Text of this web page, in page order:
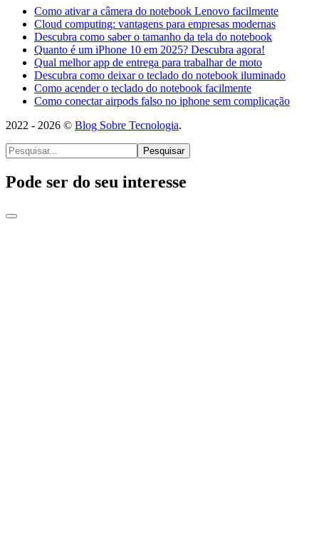
Como ativar a câmera do notebook Lenovo facilmente
Cloud computing: vantagens para empresas modernas
Descubra como saber o tamanho da tela do notebook
Quanto é um iPhone 10 em 2025? Descubra agora!
Qual melhor app de entrega para trabalhar de moto
Descubra como deixar o teclado do notebook iluminado
Como acender o teclado do notebook facilmente
Como conectar airpods falso no iphone sem complicação
2022 - 2026 © Blog Sobre Tecnologia.
Pesquisar
Pode ser do seu interesse